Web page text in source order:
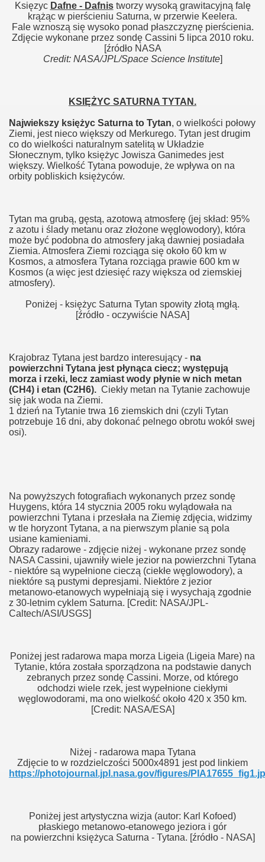
Księzyc Dafne - Dafnistworzy wysoką grawitacyjną falę
krążąc w pierścieniu Saturna, w przerwie Keelera.
Fale wznoszą się wysoko ponad płaszczyznę pierścienia.
Zdjęcie wykonane przez sondę Cassini 5 lipca 2010 roku.
[źródło NASA
Credit: NASA/JPL/Space Science Institute]
KSIĘŻYC SATURNA TYTAN.
Najwiekszy księżyc Saturna to Tytan, o wielkości połowy
Ziemi, jest nieco większy od Merkurego. Tytan jest drugim
co do wielkości naturalnym satelitą w Układzie
Słonecznym, tylko księżyc Jowisza Ganimedes jest
większy. Wielkość Tytana powoduje, że wpływa on na
orbity pobliskich księżyców.
Tytan ma grubą, gęstą, azotową atmosferę (jej skład: 95%
z azotu i ślady metanu oraz złożone węglowodory), która
może być podobna do atmosfery jaką dawniej posiadała
Ziemia. Atmosfera Ziemi rozciąga się około 60 km w
Kosmos, a atmosfera Tytana rozciąga prawie 600 km w
Kosmos (a więc jest dziesięć razy większa od ziemskiej
atmosfery).
Poniżej - księżyc Saturna Tytan spowity złotą mgłą.
[źródło - oczywiście NASA]
Krajobraz Tytana jest bardzo interesujący - na
powierzchni Tytana jest płynąca ciecz; występują
morza i rzeki, lecz zamiast wody płynie w nich metan
(CH4) i etan (C2H6). Ciekły metan na Tytanie zachowuje
się jak woda na Ziemi.
1 dzień na Tytanie trwa 16 ziemskich dni (czyli Tytan
potrzebuje 16 dni, aby dokonać pelnego obrotu wokół swej
osi).
Na powyższych fotografiach wykonanych przez sondę
Huygens, która 14 stycznia 2005 roku wylądowała na
powierzchni Tytana i przesłała na Ziemię zdjęcia, widzimy
w tle horyzont Tytana, a na pierwszym planie są pola
usiane kamieniami.
Obrazy radarowe - zdjęcie niżej - wykonane przez sondę
NASA Cassini, ujawniły wiele jezior na powierzchni Tytana
- niektóre są wypełnione cieczą (ciekłe węglowodory), a
niektóre są pustymi depresjami. Niektóre z jezior
metanowo-etanowych wypełniają się i wysychają zgodnie
z 30-letnim cyklem Saturna. [Credit: NASA/JPL-
Caltech/ASI/USGS]
Poniżej jest radarowa mapa morza Ligeia (Ligeia Mare) na
Tytanie, która została sporządzona na podstawie danych
zebranych przez sondę Cassini. Morze, od którego
odchodzi wiele rzek, jest wypełnione ciekłymi
węglowodorami, ma ono wielkość około 420 x 350 km.
[Credit: NASA/ESA]
Niżej - radarowa mapa Tytana
Zdjęcie to w rozdzielczości 5000x4891 jest pod linkiem
https://photojournal.jpl.nasa.gov/figures/
Poniżej jest artystyczna wizja (autor: Karl Kofoed)
płaskiego metanowo-etanowego jeziora i gór
na powierzchni księżyca Saturna - Tytana. [źródło - NASA]